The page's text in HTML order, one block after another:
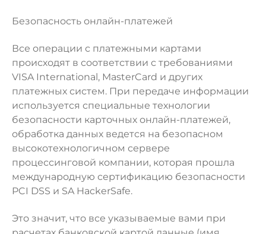
Безопасность онлайн-платежей
Все операции с платежными картами
происходят в соответствии с требованиями
VISA International, MasterCard и других
платежных систем. При передаче информации
используется специальные технологии
безопасности карточных онлайн-платежей,
обработка данных ведется на безопасном
высокотехнологичном сервере
процессинговой компании, которая прошла
международную сертификацию безопасности
PCI DSS и SA HackerSafe.
Это значит, что все указываемые вами при